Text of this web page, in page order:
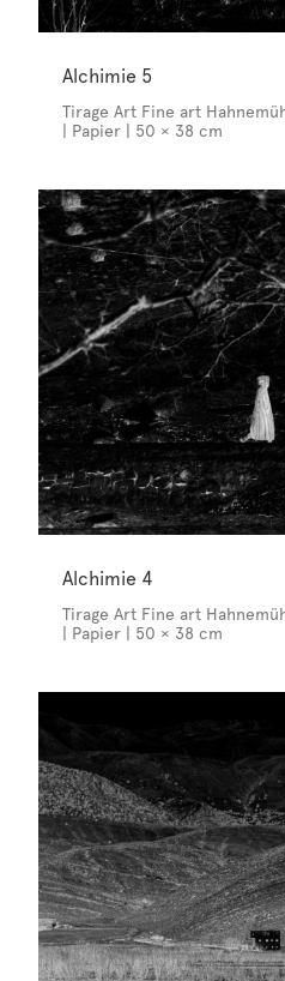
Alchimie 5
Tirage Art Fine art
| Papier | 50 × 38 cm
Alchimie 4
Tirage Art Fine art
| Papier | 50 × 38 cm